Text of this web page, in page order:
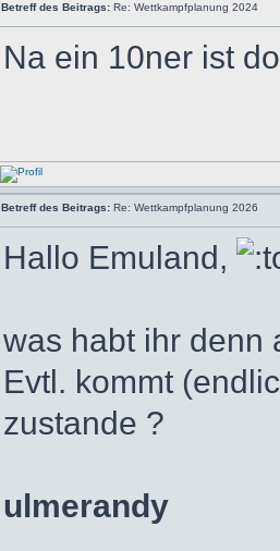
Betreff des Beitrags: Re: Wettkampfplanung 2024
Na ein 10ner ist
Betreff des Beitrags: Re: Wettkampfplanung 2026
Hallo Emuland,
was habt ihr denn
Evtl. kommt
zustande ?
ulmerandy